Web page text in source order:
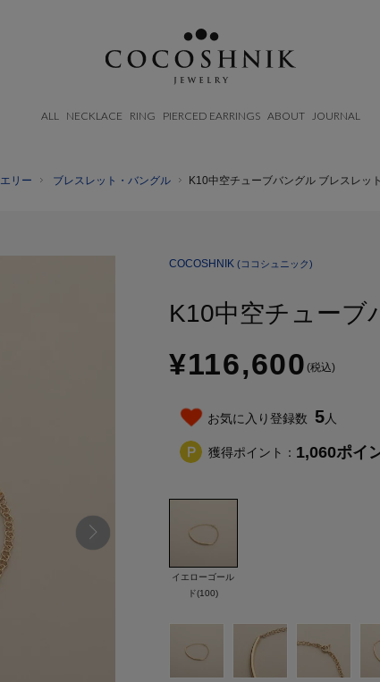
ALL NECKLACE RING PIERCED EARRINGS ABOUT JOURNAL
BRAND
JOURNALSUSTAINABLE
CATEGORY
EAR CUFF
WRISTWATCH
MATERIAL
DIAMOND
リー ブレスレット・バングル K10中空チューブバングル ブレスレット
COCOSHNIK (ココシュニック)
K10中空チューブ
¥116,600 (税込)
お気に入り登録数 5人
獲得ポイント： 1,060ポイ
イエローゴール
ド(100)